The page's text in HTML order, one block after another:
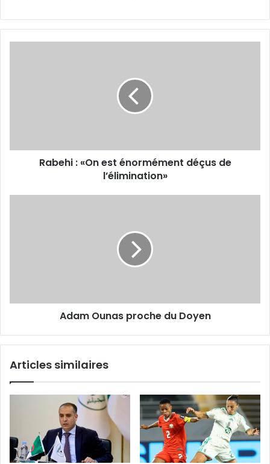
Rabehi : «On est énormément déçus de
l’élimination»
Adam Ounas proche du Doyen
Articles similaires